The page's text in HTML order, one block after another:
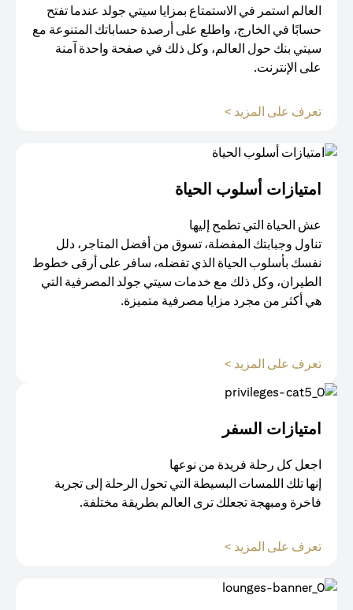
العالم استمر في الاستمتاع بمزايا سيتي جولد عندما تفتح
حسابًا في الخارج، واطلع على أرصدة حساباتك المتنوعة مع
سيتي بنك حول العالم، وكل ذلك في صفحة واحدة آمنة
على الإنترنت.
تعرف على المزيد >
امتيازات أسلوب الحياة​
عش الحياة التي تطمح إليها
تناول وجبابتك المفضلة، تسوق من أفضل المتاجر، دلل
نفسك بأسلوب الحياة الذي تفضله، سافر على أرقى خطوط
الطيران، وكل ذلك مع خدمات سيتي جولد المصرفية التي
هي أكثر من مجرد مزايا مصرفية متميزة.
تعرف على المزيد >
امتيازات السفر
اجعل كل رحلة فريدة من نوعها
إنها تلك اللمسات البسيطة التي تحول الرحلة إلى تجربة
فاخرة ومبهجة تجعلك ترى العالم بطريقة مختلفة.
تعرف على المزيد >